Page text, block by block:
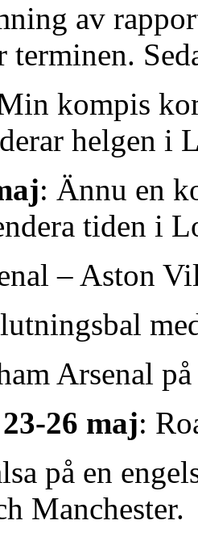
av
terminen.
kompis
helgen i
: Ännu en
tiden i
– Aston
Arsenal
23-26 maj:
på en
Manchester.